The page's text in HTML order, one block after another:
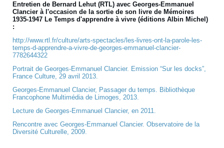
Entretien de Bernard Lehut (RTL) avec Georges-Emmanuel
Clancier à l'occasion de la sortie de son livre de Mémoires
1935-1947 Le Temps d'apprendre à vivre (éditions Albin Michel)
:
http://www.rtl.fr/culture/arts-spectacles/les-livres-ont-la-parole-les-
temps-d-apprendre-a-vivre-de-georges-emmanuel-clancier-
7782644322
Portrait de Georges-Emmanuel Clancier. Emission “Sur les docks”,
France Culture, 29 avril 2013.
Georges-Emmanuel Clancier, Passager du temps. Bibliothèque
Francophone Multimédia de Limoges, 2013.
Lecture de Georges-Emmanuel Clancier, en 2011.
Rencontre avec Georges-Emmanuel Clancier. Observatoire de la
Diversité Culturelle, 2009.